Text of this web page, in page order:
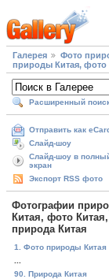
Галерея
Фото
природы Китая, фото
Расширенный
Отправить как
Слайд-шоу
Слайд-шоу в
экран
Экспорт RSS фото
Фотографии
Китая, фото Китая,
природа Китая
1. Фото природы Китая
90. Природа Китая